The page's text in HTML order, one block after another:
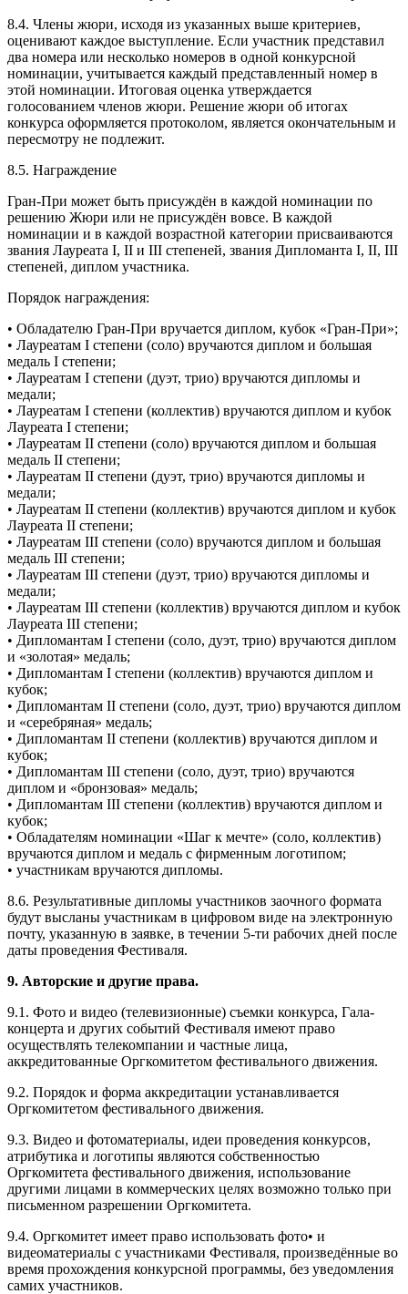
8.4. Члены жюри, исходя из указанных выше критериев,
оценивают каждое выступление. Если участник представил
два номера или несколько номеров в одной конкурсной
номинации, учитывается каждый представленный номер в
этой номинации. Итоговая оценка утверждается
голосованием членов жюри. Решение жюри об итогах
конкурса оформляется протоколом, является окончательным и
пересмотру не подлежит.
8.5. Награждение
Гран-При может быть присуждён в каждой номинации по
решению Жюри или не присуждён вовсе. В каждой
номинации и в каждой возрастной категории присваиваются
звания Лауреата I, II и III степеней, звания Дипломанта I, II, III
степеней, диплом участника.
Порядок награждения:
• Обладателю Гран-При вручается диплом, кубок «Гран-При»;
• Лауреатам I степени (соло) вручаются диплом и большая
медаль I степени;
• Лауреатам I степени (дуэт, трио) вручаются дипломы и
медали;
• Лауреатам I степени (коллектив) вручаются диплом и кубок
Лауреата I степени;
• Лауреатам II степени (соло) вручаются диплом и большая
медаль II степени;
• Лауреатам II степени (дуэт, трио) вручаются дипломы и
медали;
• Лауреатам II степени (коллектив) вручаются диплом и кубок
Лауреата II степени;
• Лауреатам III степени (соло) вручаются диплом и большая
медаль III степени;
• Лауреатам III степени (дуэт, трио) вручаются дипломы и
медали;
• Лауреатам III степени (коллектив) вручаются диплом и кубок
Лауреата III степени;
• Дипломантам I степени (соло, дуэт, трио) вручаются диплом
и «золотая» медаль;
• Дипломантам I степени (коллектив) вручаются диплом и
кубок;
• Дипломантам II степени (соло, дуэт, трио) вручаются диплом
и «серебряная» медаль;
• Дипломантам II степени (коллектив) вручаются диплом и
кубок;
• Дипломантам III степени (соло, дуэт, трио) вручаются
диплом и «бронзовая» медаль;
• Дипломантам III степени (коллектив) вручаются диплом и
кубок;
• Обладателям номинации «Шаг к мечте» (соло, коллектив)
вручаются диплом и медаль с фирменным логотипом;
• участникам вручаются дипломы.
8.6. Результативные дипломы участников заочного формата
будут высланы участникам в цифровом виде на электронную
почту, указанную в заявке, в течении 5-ти рабочих дней после
даты проведения Фестиваля.
9. Авторские и другие права.
9.1. Фото и видео (телевизионные) съемки конкурса, Гала-
концерта и других событий Фестиваля имеют право
осуществлять телекомпании и частные лица,
аккредитованные Оргкомитетом фестивального движения.
9.2. Порядок и форма аккредитации устанавливается
Оргкомитетом фестивального движения.
9.3. Видео и фотоматериалы, идеи проведения конкурсов,
атрибутика и логотипы являются собственностью
Оргкомитета фестивального движения, использование
другими лицами в коммерческих целях возможно только при
письменном разрешении Оргкомитета.
9.4. Оргкомитет имеет право использовать фото• и
видеоматериалы с участниками Фестиваля, произведённые во
время прохождения конкурсной программы, без уведомления
самих участников.